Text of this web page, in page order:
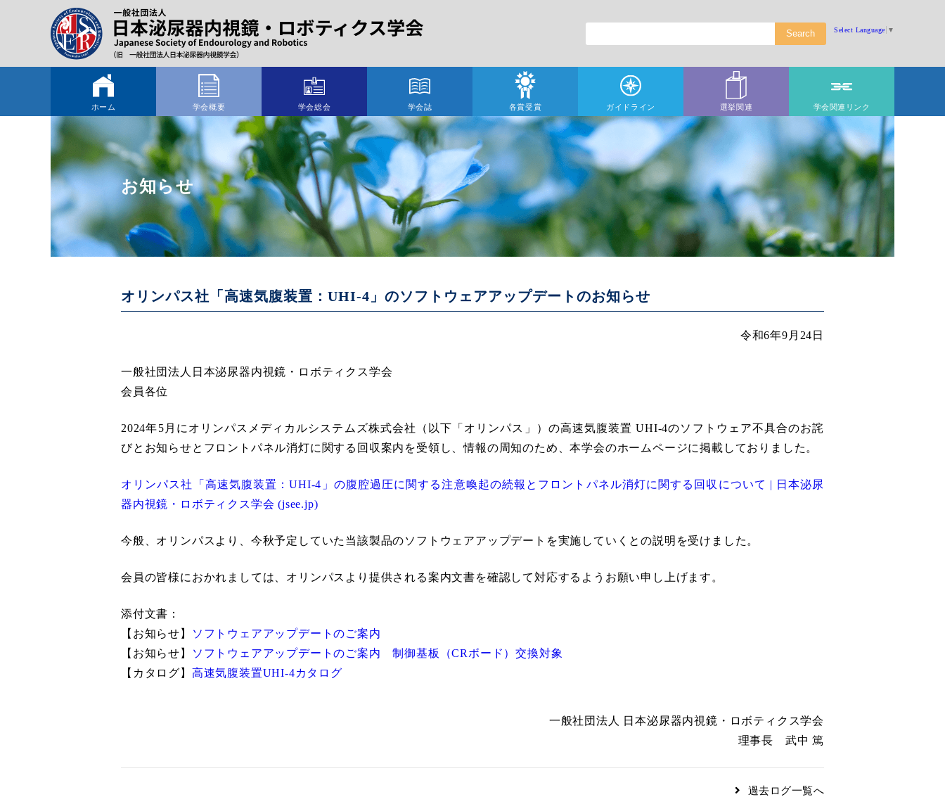
Select Language ▼
ホーム 学会概要 学会総会 学会誌 各賞受賞 ガイドライン 選挙関連 学会関連リンク
お知らせ
オリンパス社「高速気腹装置：UHI-4」のソフトウェアアップデートのお知らせ
令和6年9月24日
一般社団法人日本泌尿器内視鏡・ロボティクス学会
会員各位
2024年5月にオリンパスメディカルシステムズ株式会社（以下「オリンパス」）の高速気腹装置 UHI-4のソフトウェア不具合のお詫
びとお知らせとフロントパネル消灯に関する回収案内を受領し、情報の周知のため、本学会のホームページに掲載しておりました。
オリンパス社「高速気腹装置：UHI-4」の腹腔過圧に関する注意喚起の続報とフロントパネル消灯に関する回収について | 日本泌尿
器内視鏡・ロボティクス学会 (jsee.jp)
今般、オリンパスより、今秋予定していた当該製品のソフトウェアアップデートを実施していくとの説明を受けました。
会員の皆様におかれましては、オリンパスより提供される案内文書を確認して対応するようお願い申し上げます。
添付文書：
【お知らせ】
ソフトウェアアップデートのご案内
【お知らせ】
ソフトウェアアップデートのご案内 制御基板（CRボード）交換対象
【カタログ】 高速気腹装置UHI-4カタログ
一般社団法人 日本泌尿器内視鏡・ロボティクス学会
理事長 武中 篤
過去ログ一覧へ